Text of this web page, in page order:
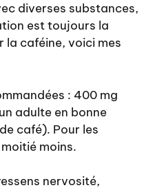
diverses substances,
est toujours la
la caféine, voici mes
: 400 mg
adulte en bonne
café). Pour les
moins.
nervosité,